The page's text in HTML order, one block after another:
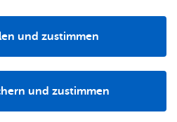
und zustimmen
und zustimmen